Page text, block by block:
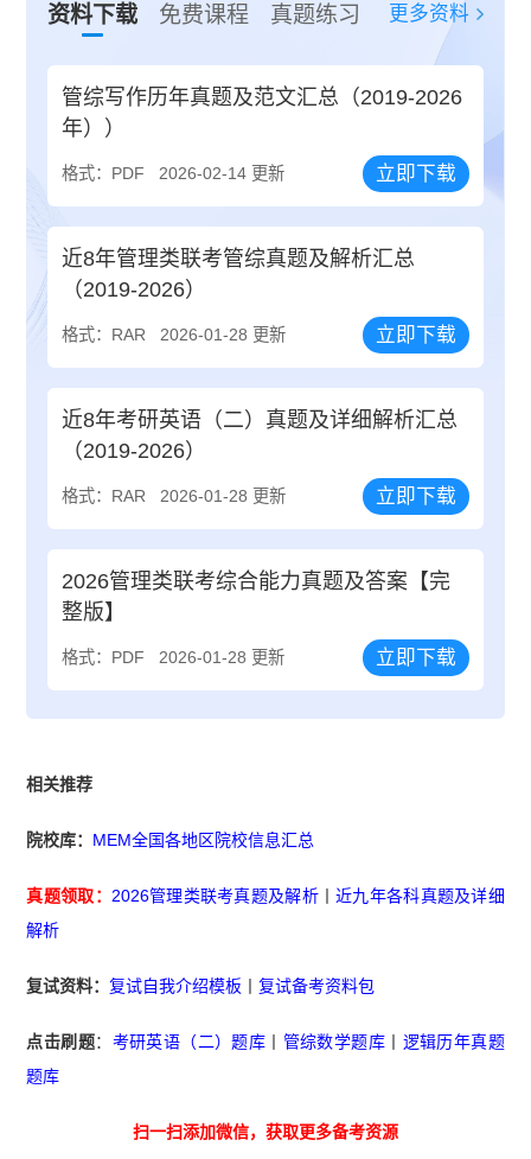
资料下载 免费课程 真题练习 更多资料
管综写作历年真题及范文汇总（2019-2026
年））
格式：PDF 2026-02-14 更新 立即下载
近8年管理类联考管综真题及解析汇总
（2019-2026）
格式：RAR 2026-01-28 更新 立即下载
近8年考研英语（二）真题及详细解析汇总
（2019-2026）
格式：RAR 2026-01-28 更新 立即下载
2026管理类联考综合能力真题及答案【完
整版】
格式：PDF 2026-01-28 更新 立即下载
相关推荐
院校库： MEM全国各地区院校信息汇总
真题领取： 2026管理类联考真题及解析丨近九年各科真题及详细
解析
复试资料：复试自我介绍模板 丨复试备考资料包
点击刷题： 考研英语（二）题库 管综数学题库
逻辑历年真题
题库
扫一扫添加微信，获取更多备考资源